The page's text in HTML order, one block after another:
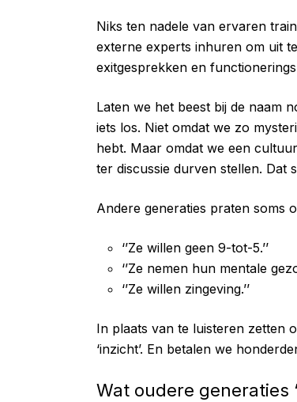
Niks ten nadele van ervaren
externe experts inhuren om uit
exitgesprekken en
Laten we het beest bij de naam
iets los. Niet omdat we zo
hebt. Maar omdat we een
ter discussie durven stellen. Dat
Andere generaties praten soms
‘’Ze willen geen 9-tot-5.’’
‘’Ze nemen hun mentale
‘’Ze willen zingeving.’’
In plaats van te luisteren zetten
‘inzicht’. En betalen we
Wat oudere generaties